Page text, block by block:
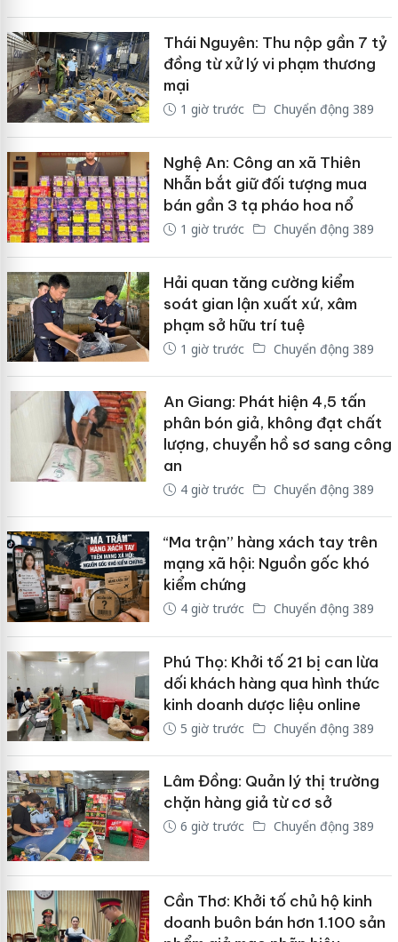
Thái Nguyên: Thu nộp gần 7 tỷ
đồng từ xử lý vi phạm thương
mại
1 giờ trước Chuyển động 389
Nghệ An: Công an xã Thiên
Nhẫn bắt giữ đối tượng mua
bán gần 3 tạ pháo hoa nổ
1 giờ trước Chuyển động 389
Hải quan tăng cường kiểm
soát gian lận xuất xứ, xâm
phạm sở hữu trí tuệ
1 giờ trước Chuyển động 389
An Giang: Phát hiện 4,5 tấn
phân bón giả, không đạt chất
lượng, chuyển hồ sơ sang công
an
4 giờ trước Chuyển động 389
“Ma trận” hàng xách tay trên
mạng xã hội: Nguồn gốc khó
kiểm chứng
4 giờ trước Chuyển động 389
Phú Thọ: Khởi tố 21 bị can lừa
dối khách hàng qua hình thức
kinh doanh dược liệu online
5 giờ trước Chuyển động 389
Lâm Đồng: Quản lý thị trường
chặn hàng giả từ cơ sở
6 giờ trước Chuyển động 389
Cần Thơ: Khởi tố chủ hộ kinh
doanh buôn bán hơn 1.100 sản